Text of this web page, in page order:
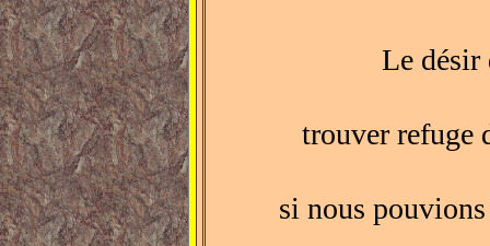
Le désir
trouver refuge
si nous